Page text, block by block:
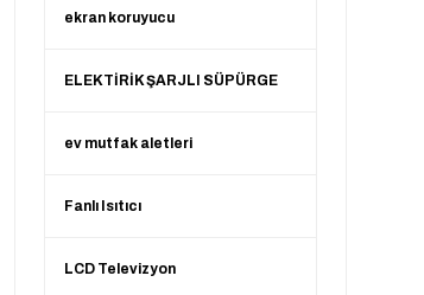
ekran koruyucu
ELEKTİRİK ŞARJLI SÜPÜRGE
ev mutfak aletleri
Fanlı Isıtıcı
LCD Televizyon